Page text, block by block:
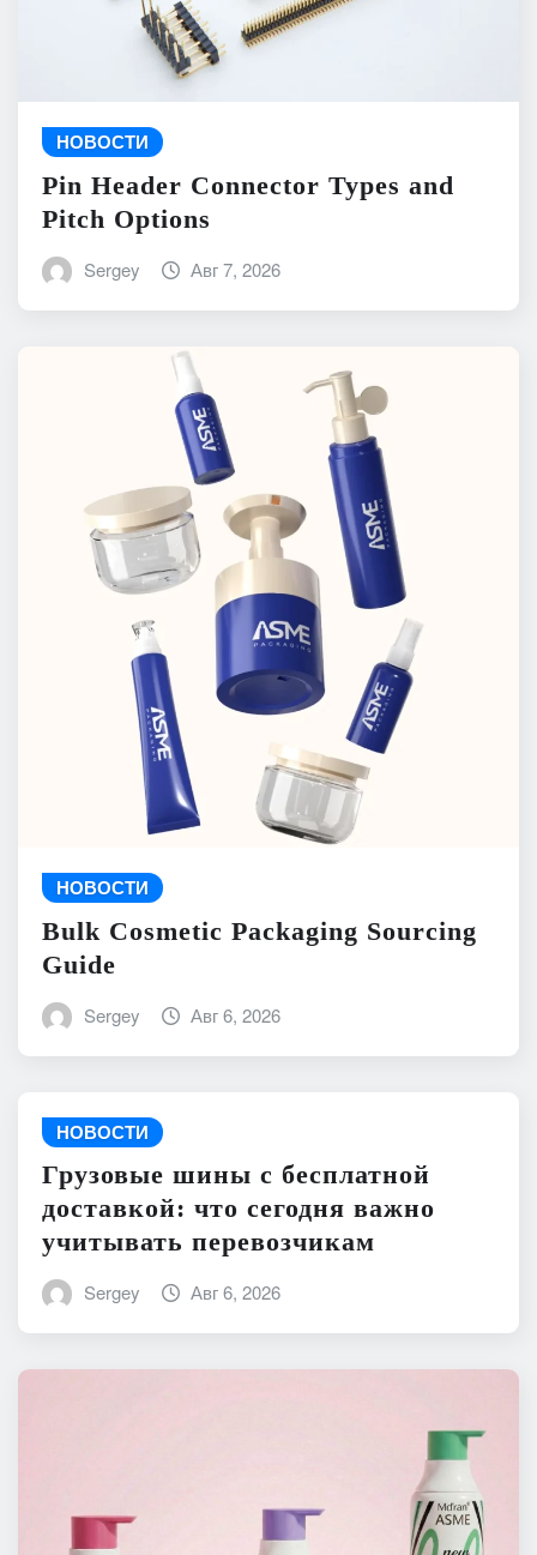
НОВОСТИ
Pin Header Connector Types and
Pitch Options
Sergey Авг 7, 2026
НОВОСТИ
Bulk Cosmetic Packaging Sourcing
Guide
Sergey Авг 6, 2026
НОВОСТИ
Грузовые шины с бесплатной
доставкой: что сегодня важно
учитывать перевозчикам
Sergey Авг 6, 2026